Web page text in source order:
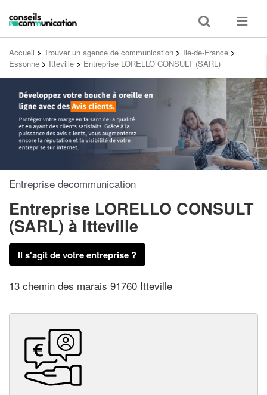
Toggle
search
Toggle
Accueil > Trouver un agence de communication > Ile-de-France >
Essonne > Itteville > Entreprise LORELLO CONSULT (SARL)
Entreprise decommunication
Entreprise LORELLO CONSULT
(SARL) à Itteville
Il s'agit de votre entreprise ?
13 chemin des marais 91760 Itteville